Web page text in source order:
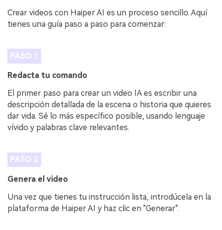
Crear videos con Haiper AI es un proceso sencillo. Aquí
tienes una guía paso a paso para comenzar:
PASO 1
Redacta tu comando
El primer paso para crear un video IA es escribir una
descripción detallada de la escena o historia que quieres
dar vida. Sé lo más específico posible, usando lenguaje
vívido y palabras clave relevantes.
PASO 2
Genera el video
Una vez que tienes tu instrucción lista, introdúcela en la
plataforma de Haiper AI y haz clic en "Generar".